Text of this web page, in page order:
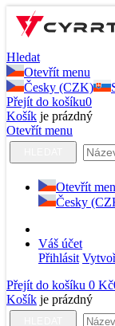
Hledat
Otevřít menu
Česky (CZK)
Přejít do košíku0
Košík je prázdný
Otevřít menu
Otevřít
Česky
Váš účet
Přihlásit
Přejít do košíku 0 Kč
Košík je prázdný